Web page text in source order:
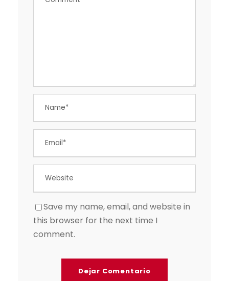
Save my name, email, and website in
this browser for the next time I
comment.